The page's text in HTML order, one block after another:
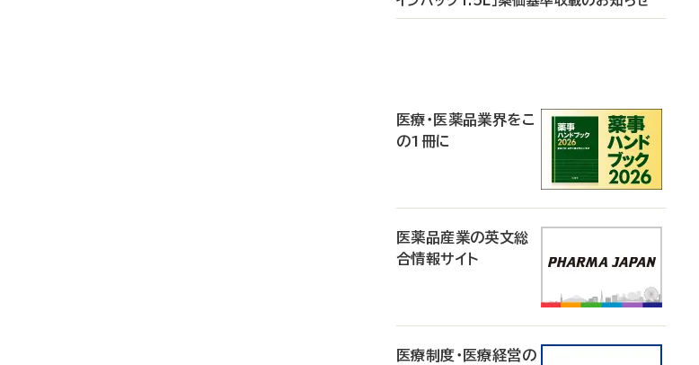
医療・医薬品業界をこ
の1冊に
医薬品産業の英文総
合情報サイト
医療制度・医療経営の